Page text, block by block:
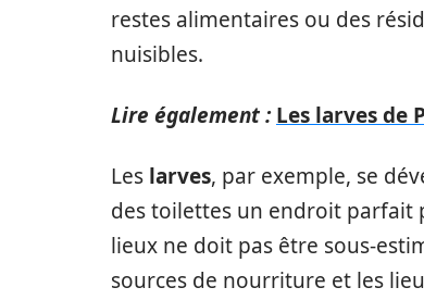
restes alimentaires ou des
nuisibles.
Lire également : Les larves de
Les larves, par exemple, se
des toilettes un endroit parfait
lieux ne doit pas être sous-
sources de nourriture et les